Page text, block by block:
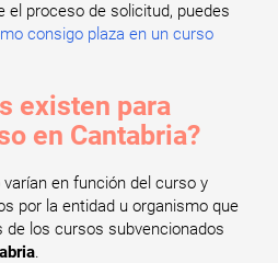
el proceso de solicitud, puedes
consigo plaza en un curso
existen para
en Cantabria?
en función del curso y
por la entidad u organismo que
de los cursos subvencionados
.